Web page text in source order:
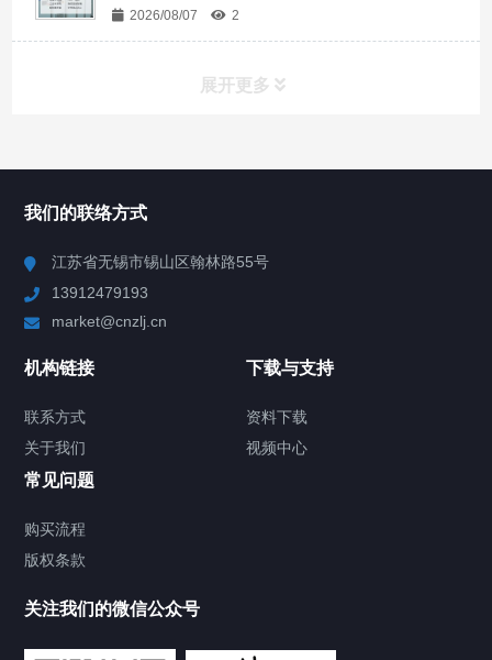
2026/08/07 2
展开更多
Chiller高精度制冷循环器
TCU温度控制单元
Chiller气体控温系统
我们的联络方式
江苏省无锡市锡山区翰林路55号
13912479193
market@cnzlj.cn
机构链接
联系方式
关于我们
下载与支持
资料下载
视频中心
常见问题
购买流程
版权条款
关注我们的微信公众号